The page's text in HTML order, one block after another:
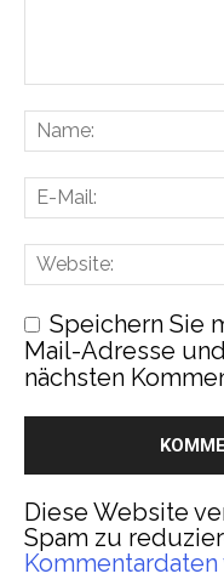
Speichern Sie
Mail-Adresse
nächsten
Diese Website
Spam zu